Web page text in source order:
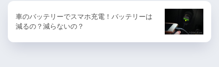
車のバッテリーでスマホ充電！バッテリーは
減るの？減らないの？